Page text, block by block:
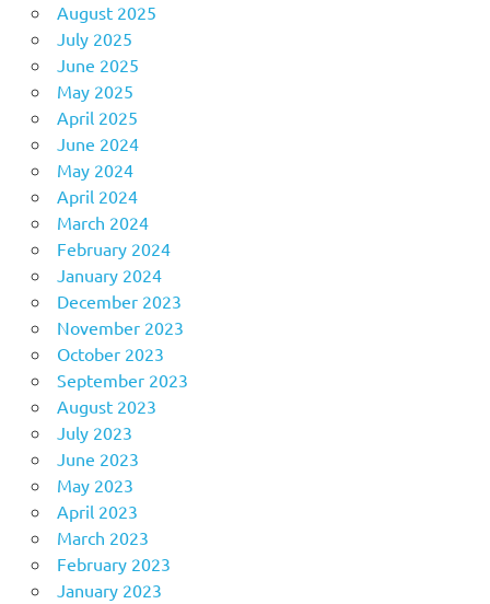
August 2025
July 2025
June 2025
May 2025
April 2025
June 2024
May 2024
April 2024
March 2024
February 2024
January 2024
December 2023
November 2023
October 2023
September 2023
August 2023
July 2023
June 2023
May 2023
April 2023
March 2023
February 2023
January 2023